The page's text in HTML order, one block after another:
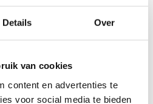
Details Over
van cookies
content en advertenties te
voor social media te bieden
En daar zijn wij echt heel